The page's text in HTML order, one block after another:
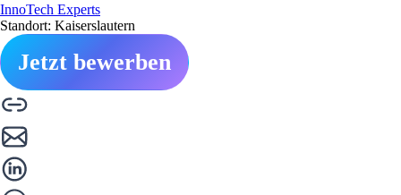
InnoTech Experts
Standort: Kaiserslautern
Jetzt bewerben